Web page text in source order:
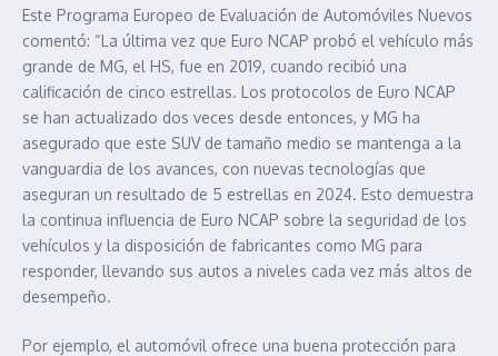
Este Programa Europeo de Evaluación de Automóviles Nuevos
comentó: “La última vez que Euro NCAP probó el vehículo más
grande de MG, el HS, fue en 2019, cuando recibió una
calificación de cinco estrellas. Los protocolos de Euro NCAP
se han actualizado dos veces desde entonces, y MG ha
asegurado que este SUV de tamaño medio se mantenga a la
vanguardia de los avances, con nuevas tecnologías que
aseguran un resultado de 5 estrellas en 2024. Esto demuestra
la continua influencia de Euro NCAP sobre la seguridad de los
vehículos y la disposición de fabricantes como MG para
responder, llevando sus autos a niveles cada vez más altos de
desempeño.
Por ejemplo, el automóvil ofrece una buena protección para